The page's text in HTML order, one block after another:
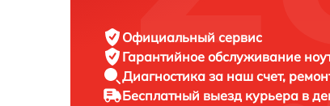
Официальный сервис
Гарантийное обслуживание
Диагностика за наш счет,
Бесплатный выезд курьера в